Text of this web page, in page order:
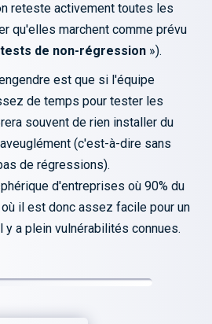
reteste activement toutes les
qu'elles marchent comme prévu
tests de non-régression »).
est que si l'équipe
de temps pour tester les
souvent de rien installer du
(c'est-à-dire sans
de régressions).
d'entreprises où 90% du
il est donc assez facile pour un
y a plein vulnérabilités connues.